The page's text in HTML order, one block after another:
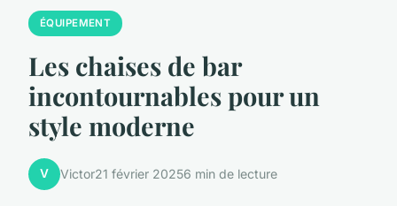
ÉQUIPEMENT
Les chaises de bar
incontournables pour un
style moderne
V Victor21 février 20256 min de lecture